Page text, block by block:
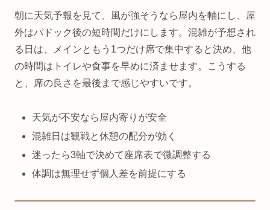
朝に天気予報を見て、風が強そうなら屋内を軸にし、屋
外はパドック後の短時間だけにします。混雑が予想され
る日は、メインともう1つだけ席で集中すると決め、他
の時間はトイレや食事を早めに済ませます。こうする
と、席の良さを最後まで感じやすいです。
天気が不安なら屋内寄りが安全
混雑日は観戦と休憩の配分が効く
迷ったら3軸で決めて座席表で微調整する
体調は無理せず個人差を前提にする